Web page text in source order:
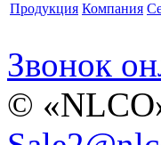
Продукция Компания
Звонок
©